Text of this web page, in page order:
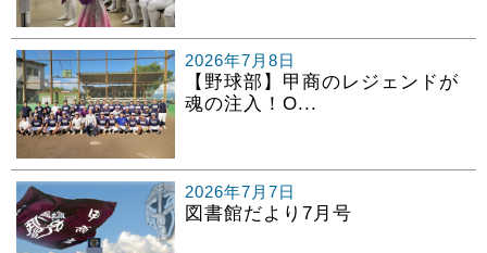
2026年7月8日
【野球部】甲商のレジェンドが
魂の注入！O...
2026年7月7日
図書館だより7月号